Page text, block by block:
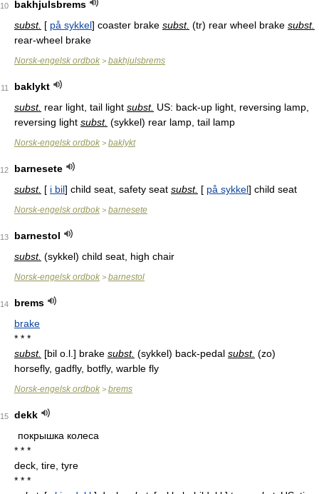
10
bakhjulsbrems
subst. [ på sykkel] coaster brake subst. (tr) rear wheel brake subst.
rear-wheel brake
Norsk-engelsk ordbok > bakhjulsbrems
11
baklykt
subst. rear light, tail light subst. US: back-up light, reversing lamp,
reversing light subst. (sykkel) rear lamp, tail lamp
Norsk-engelsk ordbok > baklykt
12
barnesete
subst. [ i bil] child seat, safety seat subst. [ på sykkel] child seat
Norsk-engelsk ordbok > barnesete
13
barnestol
subst. (sykkel) child seat, high chair
Norsk-engelsk ordbok > barnestol
14
brems
brake
* * *
subst. [bil o.l. ] brake subst. (sykkel) back-pedal subst. (zo)
horsefly, gadfly, botfly, warble fly
Norsk-engelsk ordbok > brems
15
dekk
покрышка колеса
* * *
deck, tire, tyre
* * *